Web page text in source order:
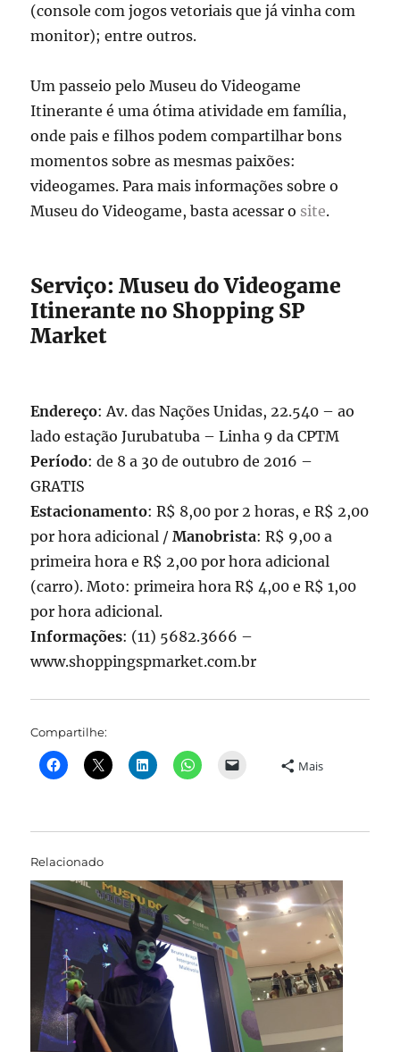
(console com jogos vetoriais que já vinha com
monitor); entre outros.
Um passeio pelo Museu do Videogame
Itinerante é uma ótima atividade em família,
onde pais e filhos podem compartilhar bons
momentos sobre as mesmas paixões:
videogames. Para mais informações sobre o
Museu do Videogame, basta acessar o site.
Serviço: Museu do Videogame
Itinerante no Shopping SP
Market
Endereço: Av. das Nações Unidas, 22.540 – ao
lado estação Jurubatuba – Linha 9 da CPTM
Período: de 8 a 30 de outubro de 2016 –
GRATIS
Estacionamento: R$ 8,00 por 2 horas, e R$ 2,00
por hora adicional /Manobrista: R$ 9,00 a
primeira hora e R$ 2,00 por hora adicional
(carro). Moto: primeira hora R$ 4,00 e R$ 1,00
por hora adicional.
Informações: (11) 5682.3666 –
www.shoppingspmarket.com.br
Compartilhe:
Mais
Relacionado